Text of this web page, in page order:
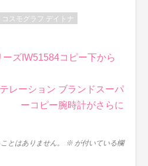
コスモグラフ デイトナ
ズIW51584コピー下から
レーション ブランドスーパ
ーコピー腕時計がさらに
とはありません。 ※ が付いている欄